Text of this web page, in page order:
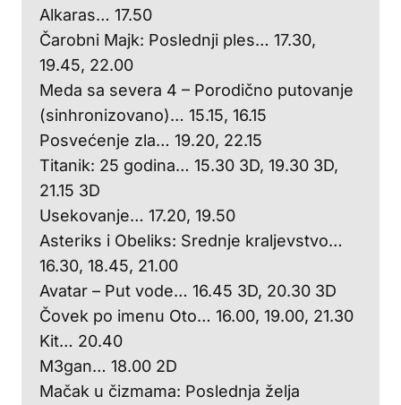
Alkaras… 17.50
Čarobni Majk: Poslednji ples… 17.30,
19.45, 22.00
Meda sa severa 4 – Porodično putovanje
(sinhronizovano)… 15.15, 16.15
Posvećenje zla… 19.20, 22.15
Titanik: 25 godina… 15.30 3D, 19.30 3D,
21.15 3D
Usekovanje… 17.20, 19.50
Asteriks i Obeliks: Srednje kraljevstvo…
16.30, 18.45, 21.00
Avatar – Put vode… 16.45 3D, 20.30 3D
Čovek po imenu Oto… 16.00, 19.00, 21.30
Kit… 20.40
M3gan… 18.00 2D
Mačak u čizmama: Poslednja želja